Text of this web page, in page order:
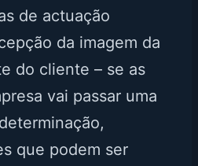
de actuação
da imagem da
do cliente – se as
vai passar uma
que podem ser